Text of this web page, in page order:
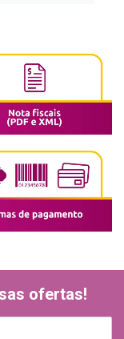
ofertas!